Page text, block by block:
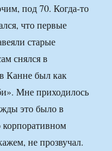
под 70. Когда-то
что первые
старые
снялся в
в Канне был как
Мне приходилось
это было в
не прозвучал.